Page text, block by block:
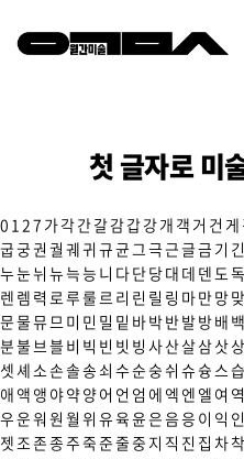
첫 글자로 미
0 1 27 가각간갈감갑강개 객 거 건 게
굽궁권 궐 궤귀 규균그극근글금기 긴
누눈뉘 뉴늑능 니 다단당대 데 덴 도 독
렌 렘 력 로 루룰 르 리 린 릴 링 마만망맞
문물뮤 므 미 민 밀 밑 바박반발방배 백
분불 브 블 비 빅 빈 빗 빙 사산살삼삿상
셋셰 소손솔송쇠 수순숭쉬 슈슝 스습
애 액 앵 야약양어 언 엄 에 엑 엔 엘 여 역
우운워 원 월 위 유육윤은음응 이 익 인
젯 조존종주죽준줄중 지 직 진 집 차착